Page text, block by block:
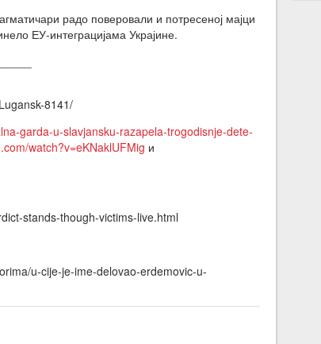
радо поверовали и потресеној мајци
ЕУ-интеграцијама Украјине.
8141/
garda-u-slavjansku-razapela-trogodisnje-dete-
watch?v=eKNaklUFMig и
stands-though-victims-live.html
u-cije-je-ime-delovao-erdemovic-u-